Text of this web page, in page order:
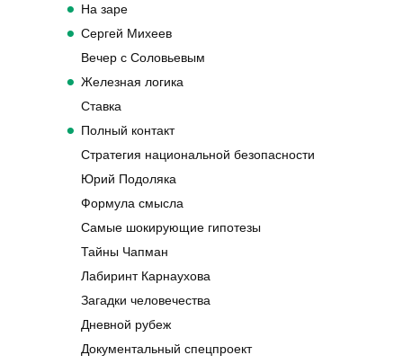
На заре
Сергей Михеев
Вечер с Соловьевым
Железная логика
Ставка
Полный контакт
Стратегия национальной безопасности
Юрий Подоляка
Формула смысла
Самые шокирующие гипотезы
Тайны Чапман
Лабиринт Карнаухова
Загадки человечества
Дневной рубеж
Документальный спецпроект